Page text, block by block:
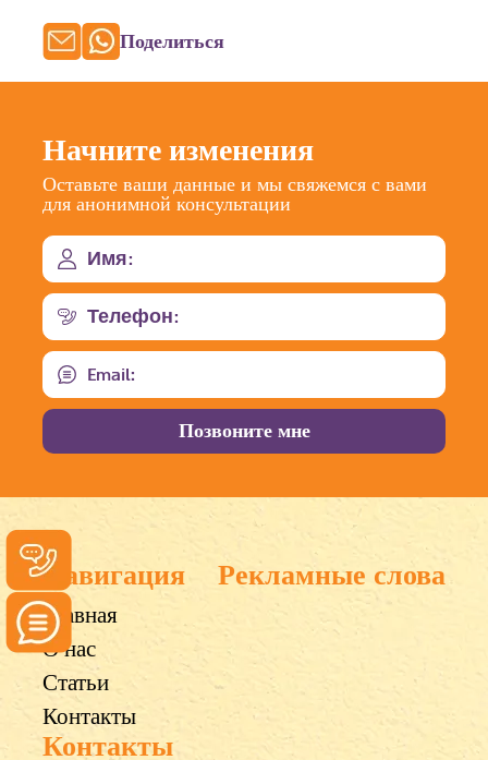
Поделиться
Начните изменения
Оставьте ваши данные и мы свяжемся с вами
для анонимной консультации
Навигация
Главная
О нас
Статьи
Контакты
Рекламные слова
Контакты